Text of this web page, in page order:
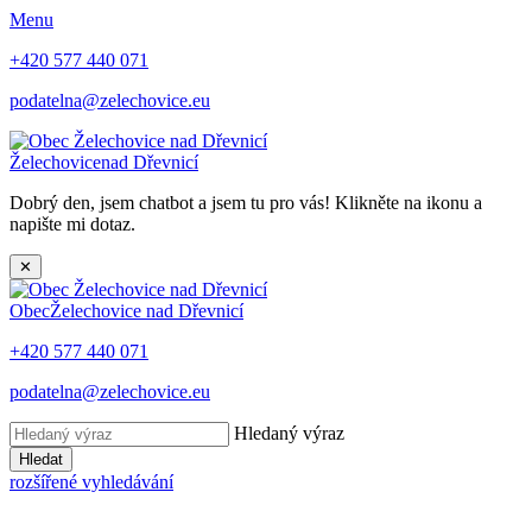
Menu
+420 577 440 071
podatelna@zelechovice.eu
Želechovicenad Dřevnicí
Dobrý den, jsem chatbot a jsem tu pro vás! Klikněte na ikonu a
napište mi dotaz.
✕
ObecŽelechovice nad Dřevnicí
+420 577 440 071
podatelna@zelechovice.eu
Hledaný výraz
Hledat
rozšířené vyhledávání